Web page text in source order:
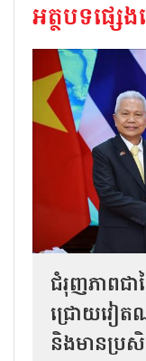
អត្ថបទផ្សេ
ជំរុញភាពជា
ជ្រោយវៀតណ
និងមានប្រសិ